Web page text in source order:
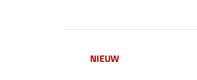
NIEUW